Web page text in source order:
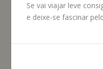
Se vai viajar leve
e deixe-se fascinar